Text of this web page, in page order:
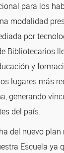
para los
modalidad
por
Bibliotecarios
y
lugares más
generando
del país.
del nuevo
Escuela ya